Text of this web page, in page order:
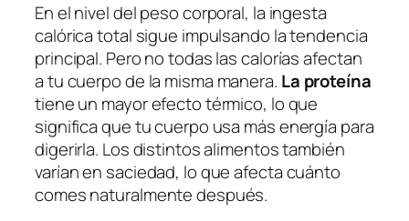
En el nivel del peso corporal, la ingesta
calórica total sigue impulsando la tendencia
principal. Pero no todas las calorías afectan
a tu cuerpo de la misma manera. La proteína
tiene un mayor efecto térmico, lo que
significa que tu cuerpo usa más energía para
digerirla. Los distintos alimentos también
varían en saciedad, lo que afecta cuánto
comes naturalmente después.